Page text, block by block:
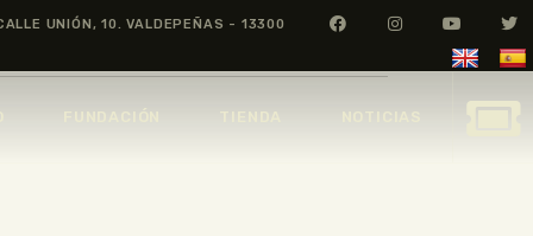
UNIÓN, 10. VALDEPEÑAS - 13300